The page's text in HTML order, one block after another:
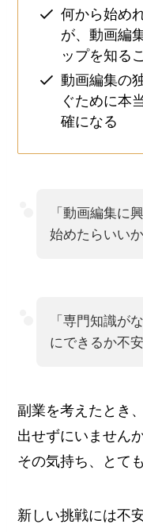
何から始め
が、動画編
ップを知る
動画編集の
ぐために本
確になる
「動画編集に
始めたらいい
「専門知識が
にできるか不
副業を考えたとき
出せずにいません
その気持ち、とて
新しい挑戦には不